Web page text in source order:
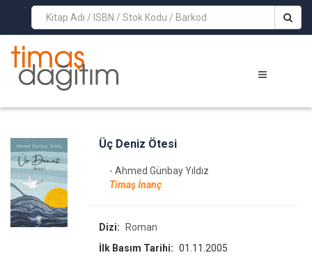
>
Üç Deniz Ötesi
- Ahmed Günbay Yıldız
Timaş İnanç
Dizi:
Roman
İlk Basım Tarihi: 01.11.2005